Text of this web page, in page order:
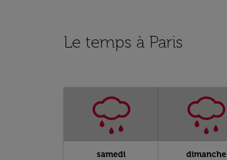
Le temps à Paris
samedi dimanche